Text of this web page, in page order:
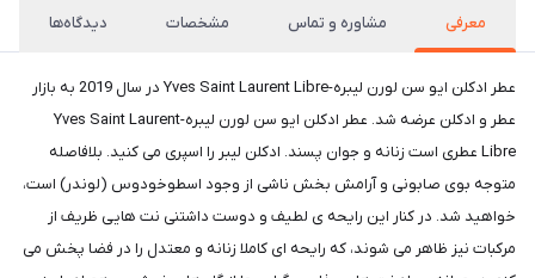
معرفی مشاوره و تماس مشخصات دیدگاه‌ها
عطر ادکلن ایو سن لورن لیبره-Yves Saint Laurent Libre در سال 2019 به بازار
عطر و ادکلن عرضه شد. عطر ادکلن ایو سن لورن لیبره-Yves Saint Laurent
Libre عطری است زنانه و جوان پسند. ادکلن لیبر را اسپری می کنید. بلافاصله
متوجه بوی صابونی و آرامش بخش ناشی از وجود اسطوخودوس (لوندر) است،
خواهید شد. در کنار این رایحه ی لطیف و دوست داشتنی نت هایی ظریف از
مرکبات نیز ظاهر می شوند، که رایحه ای کاملا زنانه و معتدل را در فضا پخش می